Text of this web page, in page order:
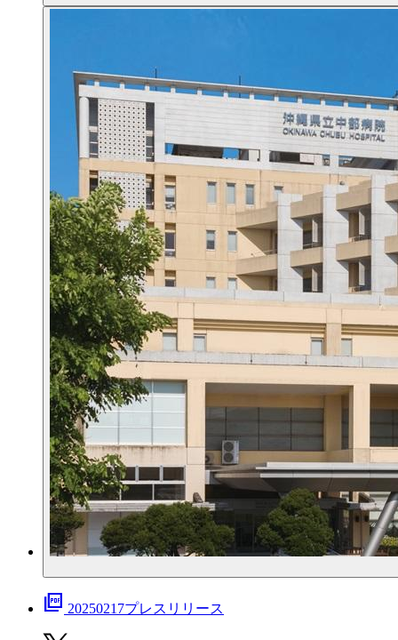
picture_as_pdf 20250217プレスリリース